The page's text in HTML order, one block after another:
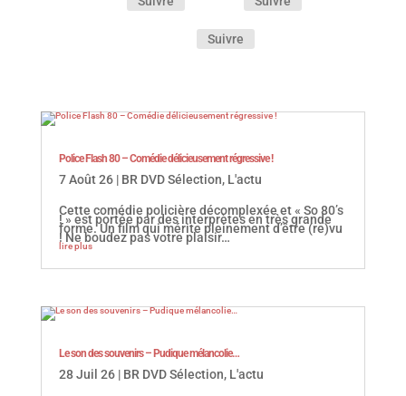
Suivre
Police Flash 80 – Comédie délicieusement régressive !
7 Août 26| BR DVD Sélection, L'actu
Cette comédie policière décomplexée et « So 80’s
! » est portée par des interprètes en très grande
forme. Un film qui mérite pleinement d’être (re)vu
! Ne boudez pas votre plaisir…
lire plus
Le son des souvenirs – Pudique mélancolie…
28 Juil 26| BR DVD Sélection, L'actu